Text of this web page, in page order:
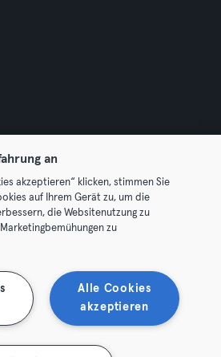
GmbH. All rights reserved.
Hier Verträge widerrufen
an
akzeptieren“ klicken, stimmen Sie
auf Ihrem Gerät zu, um die
die Websitenutzung zu
zu
Alle Cookies
akzeptieren